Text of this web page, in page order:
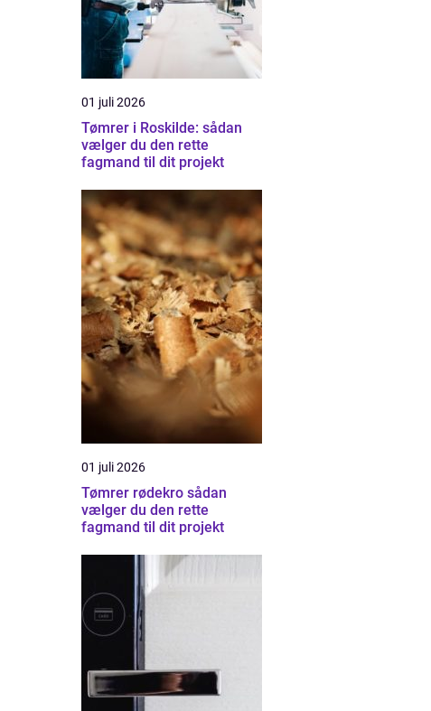
01 juli 2026
Tømrer i Roskilde: sådan
vælger du den rette
fagmand til dit projekt
01 juli 2026
Tømrer rødekro sådan
vælger du den rette
fagmand til dit projekt